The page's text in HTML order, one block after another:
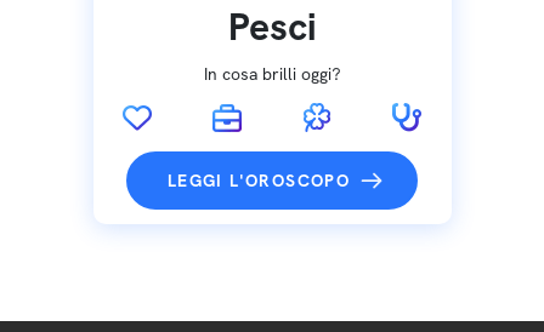
Pesci
In cosa brilli oggi?
LEGGI L'OROSCOPO